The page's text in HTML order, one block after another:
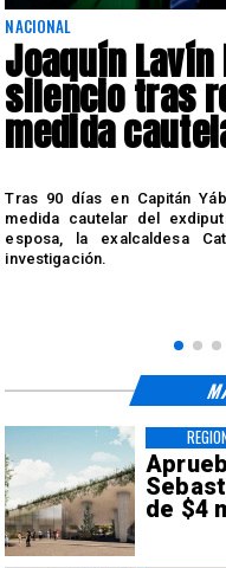
NACIONAL
Joaquín Lavín
silencio tras
medida
Tras 90 días en Capitán
medida cautelar del
esposa, la exalcaldesa
investigación.
de $4